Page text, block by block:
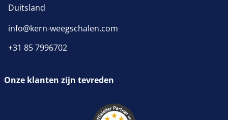
Duitsland
info@kern-weegschalen.com
+31 85 7996702
Onze klanten zijn tevreden